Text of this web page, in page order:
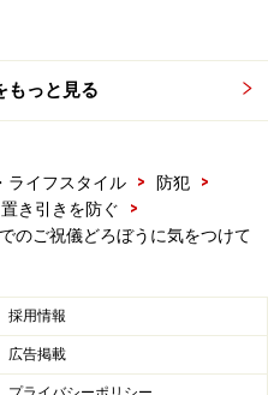
儀は？」
ですが」
」
もっと見る
ライフスタイル > 防犯
>
き引きを防ぐ
>
のご祝儀どろぼうに気をつけて
採用情報
広告掲載